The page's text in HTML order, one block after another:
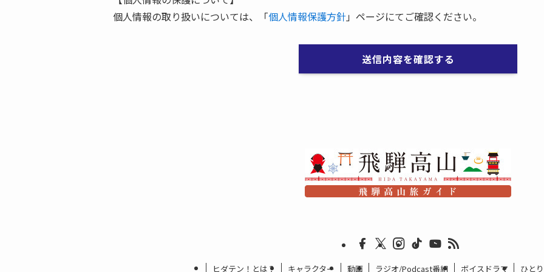
個人情報の取り扱いについては、「個人情報保護方針」ページにてご確認ください。
送信内容を確認する
ヒダテン！とは？ キャラクター 動画 ラジオ/Podcast番組 ボイスドラマ ひと